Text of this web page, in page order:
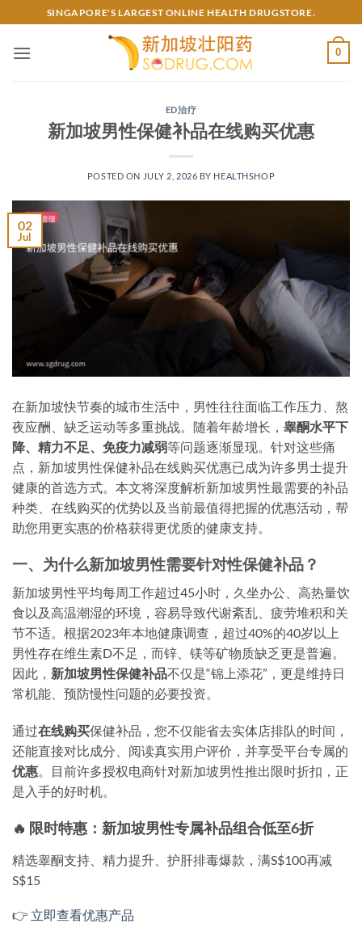
to
content
SINGAPORE'S LARGEST ONLINE HEALTH DRUGSTORE.
0
ED治疗
新加坡男性保健补品在线购买优惠
POSTED ON JULY 2, 2026 BY HEALTHSHOP
02
Jul
在新加坡快节奏的城市生活中，男性往往面临工作压力、熬
夜应酬、缺乏运动等多重挑战。随着年龄增长， 睾酮水平下
降、精力不足、免疫力减弱等问题逐渐显现。针对这些痛
点， 新加坡男性保健补品在线购买优惠已成为许多男士提升
健康的首选方式。本文将深度解析新加坡男性最需要的补品
种类、在线购买的优势以及当前最值得把握的优惠活动，帮
助您用更实惠的价格获得更优质的健康支持。
一、为什么新加坡男性需要针对性保健补品？
新加坡男性平均每周工作超过45小时，久坐办公、高热量饮
食以及高温潮湿的环境，容易导致代谢紊乱、疲劳堆积和关
节不适。根据2023年本地健康调查，超过40%的40岁以上
男性存在维生素D不足，而锌、镁等矿物质缺乏更是普遍。
因此， 新加坡男性保健补品不仅是“锦上添花”，更是维持日
常机能、预防慢性问题的必要投资。
通过在线购买保健补品，您不仅能省去实体店排队的时间，
还能直接对比成分、阅读真实用户评价，并享受平台专属的
优惠 。目前许多授权电商针对新加坡男性推出限时折扣，正
是入手的好时机。
🔥 限时特惠：新加坡男性专属补品组合低至6折
精选睾酮支持、精力提升、护肝排毒爆款，满S$100再减
S$15
👉 立即查看优惠产品